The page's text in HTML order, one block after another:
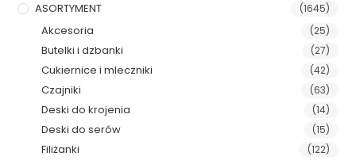
ASORTYMENT
(1645)
Akcesoria (25)
Butelki i dzbanki (27)
Cukiernice i mleczniki (42)
Czajniki (63)
Deski do krojenia (14)
Deski do serów (15)
Filiżanki (122)